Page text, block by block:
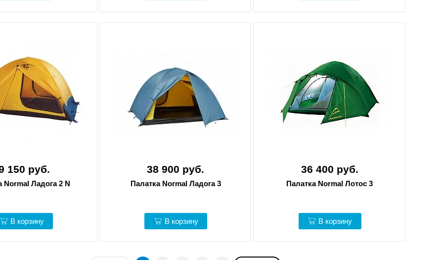
150 руб.
Normal Ладога 2 N
В корзину
38 900 руб.
Палатка Normal Ладога 3
В корзину
36 400 руб.
Палатка Normal Лотос 3
В корзину